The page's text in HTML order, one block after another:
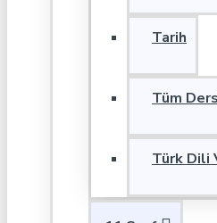
Tarih
Tüm
Türk Dili